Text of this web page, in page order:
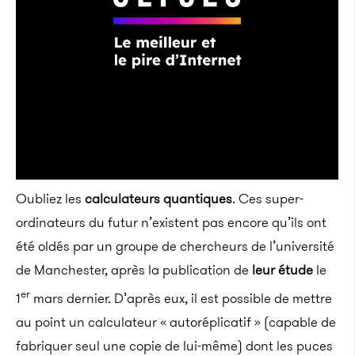
Oubliez les calculateurs quantiques. Ces super-
ordinateurs du futur n’existent pas encore qu’ils ont
été oldés par un groupe de chercheurs de l’université
de Manchester, après la publication de leur étude le
1er mars dernier. D’après eux, il est possible de mettre
au point un calculateur « autoréplicatif » (capable de
fabriquer seul une copie de lui-même) dont les puces